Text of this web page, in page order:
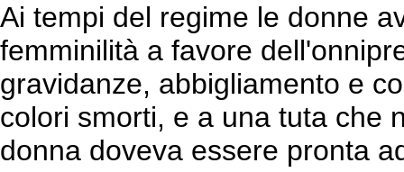
Ai tempi del regime le donne
femminilità a favore
gravidanze, abbigliamento e
colori smorti, e a una tuta che
donna doveva essere pronta